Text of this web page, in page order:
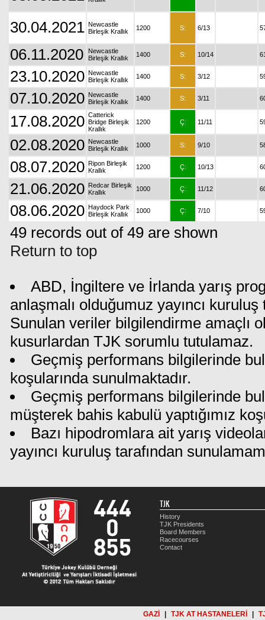
30.04.2021 Newcastle
Birleşik Krallık
1200 S: 6/13
06.11.2020
Newcastle
Birleşik Krallık
1400 S: 10/14
23.10.2020 Newcastle
Birleşik Krallık
1400 S: 3/12
07.10.2020 Newcastle
Birleşik Krallık
1400 S: 3/11
17.08.2020 Catterick
Bridge Birleşik
Krallık
1200 Ç: 11/11
02.08.2020 Newcastle
Birleşik Krallık
1000 S: 9/10
08.07.2020 Ripon Birleşik
Krallık
1200 Ç: 10/13
21.06.2020 Redcar Birleşik
Krallık
1000 Ç: 11/12
08.06.2020 Haydock Park
Birleşik Krallık
1000 Ç: 7/10
49 records out of 49 are shown
Return to top
ABD, İngiltere ve İrlanda yarış
anlaşmalı olduğumuz yayıncı
Sunulan veriler bilgilendirme amaçlı
kusurlardan TJK sorumlu tutulamaz.
Geçmiş performans bilgilerinde
koşularında sunulmaktadır.
Geçmiş performans bilgilerinde
müşterek bahis kabulü yaptığımız
Bazı hipodromlara ait yarış
yayıncı kuruluş tarafından
TJK
History
TJK Presidents
Board Members
Racecourses
Contact
GAZİ TJK AT HASTANELERİ